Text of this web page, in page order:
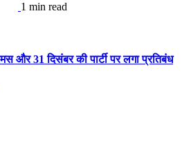
1 min read
और 31 दिसंबर की पार्टी पर लगा प्रतिबंध